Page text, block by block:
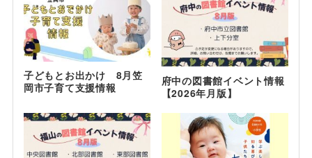
子どもとお出かけ 8月笠
岡市子育て支援情報
府中の図書館イベント情報
【2026年月版】